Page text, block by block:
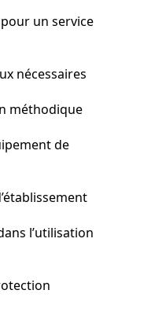
un service
nécessaires
méthodique
de
l’utilisation